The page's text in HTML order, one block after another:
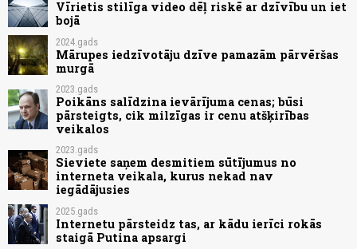
Vīrietis stilīga video dēļ riskē ar dzīvību un iet
bojā
2024.gads
Mārupes iedzīvotāju dzīve pamazām pārvēršas
murgā
2023.gads
Poikāns salīdzina ievārījuma cenas; būsi
pārsteigts, cik milzīgas ir cenu atšķirības
veikalos
2023.gads
Sieviete saņem desmitiem sūtījumus no
interneta veikala, kurus nekad nav
iegādājusies
2025.gads
Internetu pārsteidz tas, ar kādu ierīci rokās
staigā Putina apsargi